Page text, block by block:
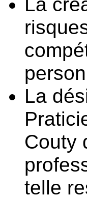
La
La
Couty
telle